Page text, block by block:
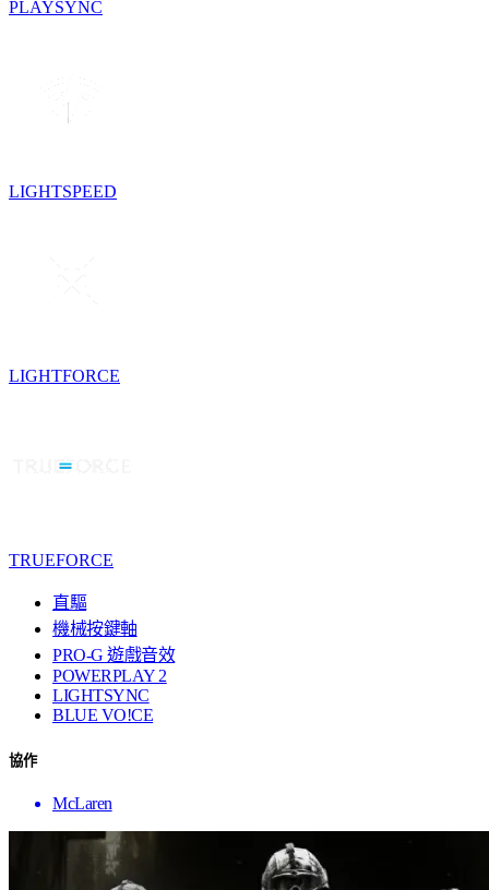
PLAYSYNC
LIGHTSPEED
LIGHTFORCE
TRUEFORCE
直驅
機械按鍵軸
PRO-G 遊戲音效
POWERPLAY 2
LIGHTSYNC
BLUE VO!CE
協作
McLaren